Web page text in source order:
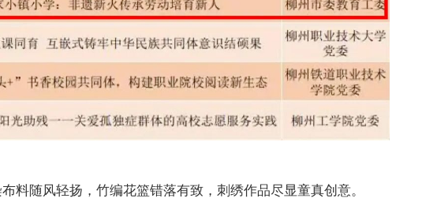
料随风轻扬，竹编花篮错落有致，刺绣作品尽显童真创意。